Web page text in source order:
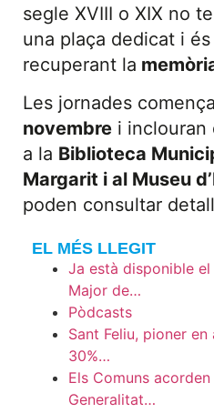
segle XVIII o XIX no
una plaça dedicat i
recuperant la
Les jornades
novembre i inclouran
a la Biblioteca
Margarit i al Museu
poden consultar
EL MÉS LLEGIT
Ja està disponible
Major de…
Pòdcasts
Sant Feliu, pioner
30%…
Els Comuns
Generalitat…